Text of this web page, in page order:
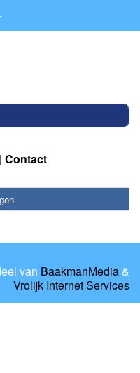
Contact
van BaakmanMedia &
Vrolijk Internet Services